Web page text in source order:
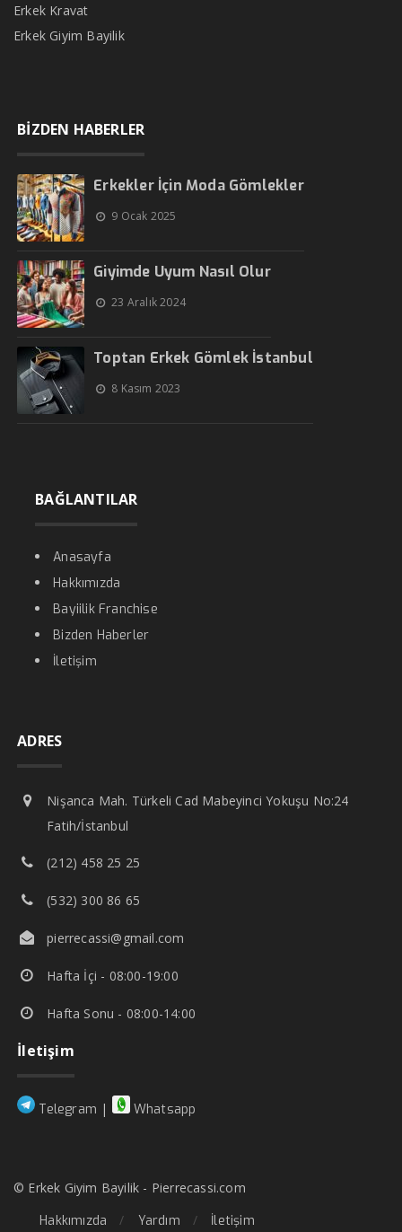
Erkek Kravat
Erkek Giyim Bayilik
BİZDEN HABERLER
Erkekler İçin Moda Gömlekler
9 Ocak 2025
Giyimde Uyum Nasıl Olur
23 Aralık 2024
Toptan Erkek Gömlek İstanbul
8 Kasım 2023
BAĞLANTILAR
Anasayfa
Hakkımızda
Bayiilik Franchise
Bizden Haberler
İletişim
ADRES
Nişanca Mah. Türkeli Cad Mabeyinci Yokuşu No:24
Fatih/İstanbul
(212) 458 25 25
(532) 300 86 65
pierrecassi@gmail.com
Hafta İçi - 08:00-19:00
Hafta Sonu - 08:00-14:00
İletişim
Telegram | Whatsapp
© Erkek Giyim Bayilik - Pierrecassi.com
Hakkımızda
Yardım İletişim